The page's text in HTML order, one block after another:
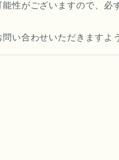
性がございますので、必
い合わせいただきますよ